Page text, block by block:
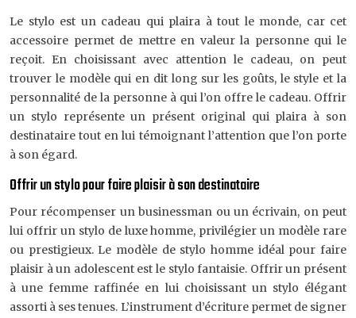
Le stylo est un cadeau qui plaira à tout le monde, car cet
accessoire permet de mettre en valeur la personne qui le
reçoit. En choisissant avec attention le cadeau, on peut
trouver le modèle qui en dit long sur les goûts, le style et la
personnalité de la personne à qui l’on offre le cadeau. Offrir
un stylo représente un présent original qui plaira à son
destinataire tout en lui témoignant l’attention que l’on porte
à son égard.
Offrir un stylo pour faire plaisir à son destinataire
Pour récompenser un businessman ou un écrivain, on peut
lui offrir un stylo de luxe homme, privilégier un modèle rare
ou prestigieux. Le modèle de stylo homme idéal pour faire
plaisir à un adolescent est le stylo fantaisie. Offrir un présent
à une femme raffinée en lui choisissant un stylo élégant
assorti à ses tenues. L’instrument d’écriture permet de signer